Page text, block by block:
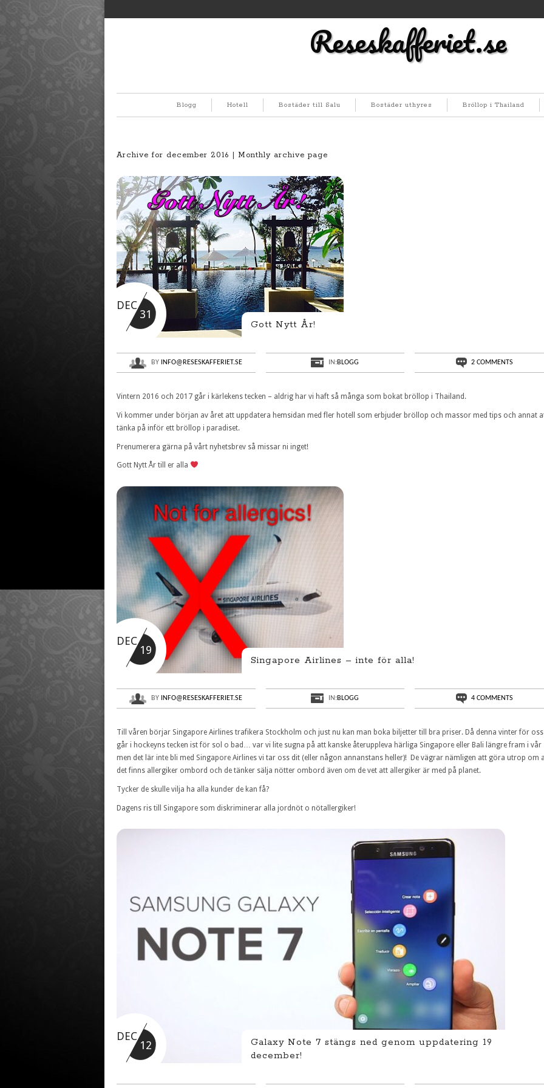
Reseskafferiet.se
Blogg Hotell Bostäder till Salu Bostäder uthyres Bröllop i Thailand
Archive for december 2016 | Monthly archive page
DEC
31
Gott Nytt År!
BY INFO@RESESKAFFERIET.SE IN:BLOGG 2 COMMENTS
Vintern 2016 och 2017 går i kärlekens tecken – aldrig har vi haft så många som bokat bröllop i Thailand.
Vi kommer under början av året att uppdatera hemsidan med fler hotell som erbjuder bröllop och massor med tips och annat
tänka på inför ett bröllop i paradiset.
Prenumerera gärna på vårt nyhetsbrev så missar ni inget!
Gott Nytt År till er alla
DEC
19
Singapore Airlines – inte för alla!
BY INFO@RESESKAFFERIET.SE IN:BLOGG 4 COMMENTS
Till våren börjar Singapore Airlines trafikera Stockholm och just nu kan man boka biljetter till bra priser. Då denna vinter för oss
går i hockeyns tecken ist för sol o bad… var vi lite sugna på att kanske återuppleva härliga Singapore eller Bali längre fram i vår
men det lär inte bli med Singapore Airlines vi tar oss dit (eller någon annanstans heller)! De vägrar nämligen att göra utrop om
det finns allergiker ombord och de tänker sälja nötter ombord även om de vet att allergiker är med på planet.
Tycker de skulle vilja ha alla kunder de kan få?
Dagens ris till Singapore som diskriminerar alla jordnöt o nötallergiker!
DEC
12
Galaxy Note 7 stängs ned genom uppdatering 19
december!